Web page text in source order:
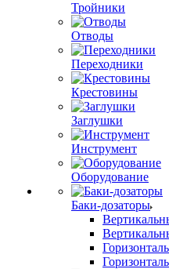
Тройники
Отводы
Переходники
Крестовины
Заглушки
Инструмент
Оборудование
Баки-дозаторы